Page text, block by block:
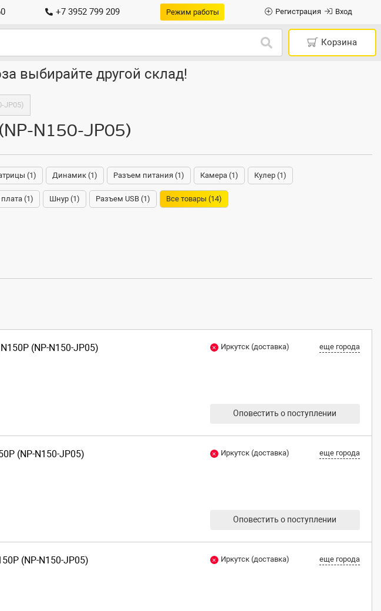
+7 3952 799 209 Режим работы Регистрация Вход
Корзина
выбирайте другой склад!
JP05)
N150-JP05)
(1) Динамик (1) Разъем питания (1) Камера (1) Кулер (1)
(1) Шнур (1) Разъем USB (1) Все товары (14)
(NP-N150-JP05) Иркутск (доставка) еще города
Оповестить о поступлении
(NP-N150-JP05) Иркутск (доставка) еще города
Оповестить о поступлении
(NP-N150-JP05) Иркутск (доставка) еще города